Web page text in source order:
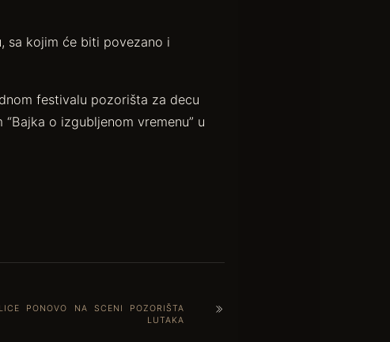
sa kojim će biti povezano i
festivalu pozorišta za decu
o izgubljenom vremenu” u
PONOVO NA SCENI POZORIŠTA
LUTAKA